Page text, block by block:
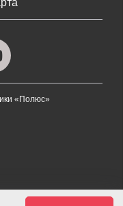
«Полюс»